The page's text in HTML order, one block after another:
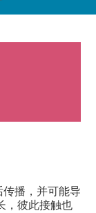
播，并可能导
，彼此接触也